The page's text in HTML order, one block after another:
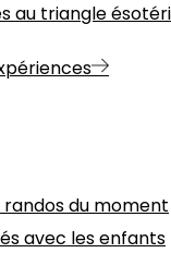
au triangle
randos du moment
avec les enfants